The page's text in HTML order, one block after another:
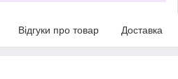
Відгуки про товар Доставка